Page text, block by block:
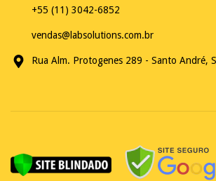
+55 (11) 3042-6852
vendas@labsolutions.com.br
Rua Alm. Protogenes 289 - Santo André,